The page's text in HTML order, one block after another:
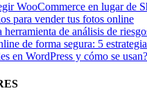
WooCommerce en lugar de
para vender tus fotos online
de análisis de
de forma segura: 5
en WordPress y cómo se usan?